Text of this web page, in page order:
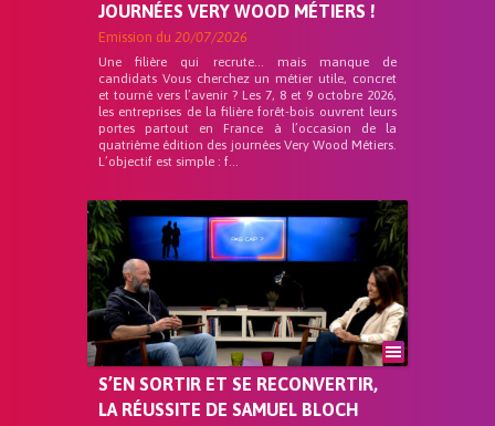
JOURNÉES VERY WOOD MÉTIERS !
Emission du 20/07/2026
Une filière qui recrute… mais manque de
candidats Vous cherchez un métier utile, concret
et tourné vers l’avenir ? Les 7, 8 et 9 octobre 2026,
les entreprises de la filière forêt-bois ouvrent leurs
portes partout en France à l’occasion de la
quatrième édition des journées Very Wood Métiers.
L’objectif est simple : f...
S’EN SORTIR ET SE RECONVERTIR,
LA RÉUSSITE DE SAMUEL BLOCH